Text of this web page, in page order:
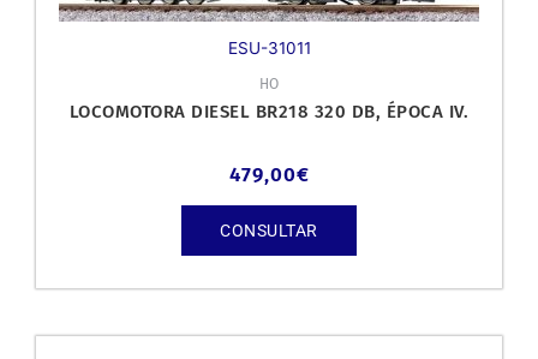
ESU-31011
HO
LOCOMOTORA DIESEL BR218 320 DB, ÉPOCA IV.
479,00€
CONSULTAR